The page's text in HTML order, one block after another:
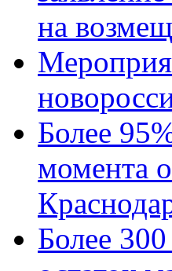
на
Более
момента
Более